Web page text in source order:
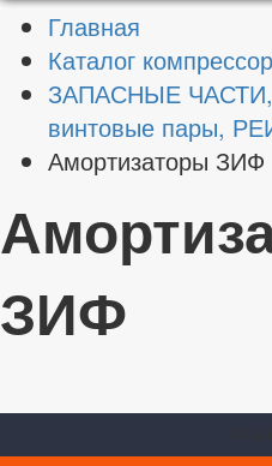
Главная
Каталог
ЗАПАСНЫЕ ЧАСТИ,
винтовые пары,
Амортизаторы ЗИФ
ЗИФ